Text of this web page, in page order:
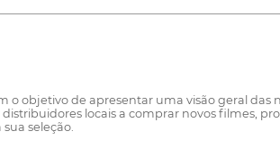
o objetivo de apresentar uma visão geral
locais a comprar novos filmes,
seleção.